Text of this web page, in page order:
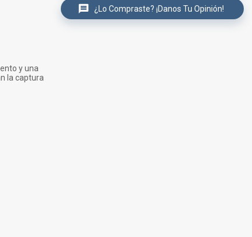
¿Lo Compraste? ¡Danos Tu Opinión!
y una
la captura